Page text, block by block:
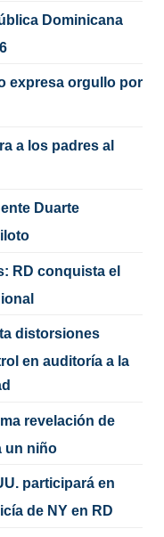
Dominicana
expresa orgullo por
a los padres al
Duarte
RD conquista el
distorsiones
en auditoría a la
revelación de
un niño
participará en
de NY en RD